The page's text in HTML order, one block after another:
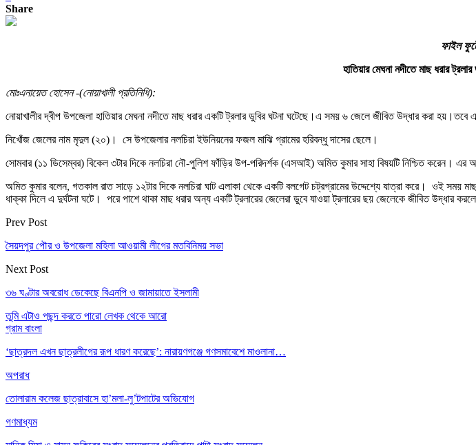
Share
ফাইল
হাতিয়ার মেঘনা নদীতে মাছ ধরার
মোঃএনায়েত হোসেন -(নোয়াখালী প্রতিনিধি):
নোয়াখালীর দ্বীপ উপজেলা হাতিয়ার মেঘনা নদীতে মাছ ধরার একটি ট্রলার ডুবির ঘটনা ঘটেছে।এ সময় ৬ জেলে জীবিত উদ্ধার করা হয়।তবে
নিখোঁজ জেলের নাম মৃদুল (২০)। সে উপজেলার নলচিরা ইউনিয়নের ফজল মাঝি গ্রামের হরিবন্ধু দাসের ছেলে।
সোমবার (১১ ডিসেম্বর) বিকেল ৩টার দিকে নলচিরা নৌ-পুলিশ ফাঁড়ির উপ-পরিদর্শক (এসআই) অমিত কুমার সাহা বিষয়টি নিশ্চিত করেন। এর
অমিত কুমার বলেন, গতকাল রাত সাড়ে ১২টার দিকে নলচিরা ঘাট এলাকা থেকে একটি বলগেট চট্রগ্রামের উদ্দেশ্যে যাত্রা করে। ওই সময়
ধাক্কা দিলে এ দুর্ঘটনা ঘটে। পরে পাশে থাকা মাছ ধরার অন্য একটি ট্রলারের জেলেরা ডুবে যাওয়া ট্রলারের ছয় জেলেকে জীবিত উদ্ধার
Prev Post
সৈয়দপুর পৌর ও উপজেলা মহিলা আওয়ামী লীগের মতবিনিময় সভা
Next Post
৩৬ ঘণ্টার অবরোধ ডেকেছে বিএনপি ও জামায়াতে ইসলামী
তুমি এটাও পছন্দ করতে পারো লেখক থেকে আরো
গ্রাম বাংলা
‘ছাত্রদল এখন ছাত্রলীগের রূপ ধারণ করেছে’: নারায়ণগঞ্জে গণসমাবেশে মাওলানা…
অপরাধ
তোলারাম কলেজ ছাত্রাবাসে হা’মলা-লু’টপাটের অভিযোগ
গণমাধ্যম